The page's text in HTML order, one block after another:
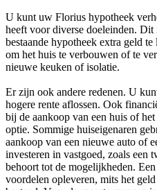
U kunt uw Florius hypotheek
heeft voor diverse doeleinden.
bestaande hypotheek extra geld
om het huis te verbouwen of te
nieuwe keuken of isolatie.
Er zijn ook andere redenen. U
hogere rente aflossen. Ook
bij de aankoop van een huis of
optie. Sommige huiseigenaren
aankoop van een nieuwe auto of
investeren in vastgoed, zoals een
behoort tot de mogelijkheden.
voordelen opleveren, mits het